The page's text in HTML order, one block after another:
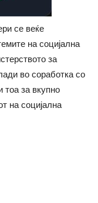
се веќе
на социјална
за
во соработка со
тоа за вкупно
на социјална